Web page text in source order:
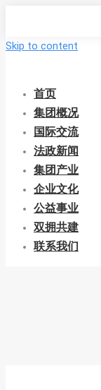
Skip to content
首页
集团概况
国际交流
法政新闻
集团产业
企业文化
公益事业
双拥共建
联系我们